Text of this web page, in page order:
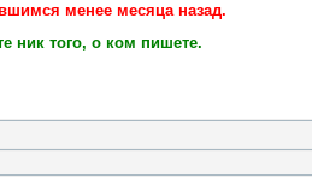
менее месяца назад.
ник того, о ком пишете.